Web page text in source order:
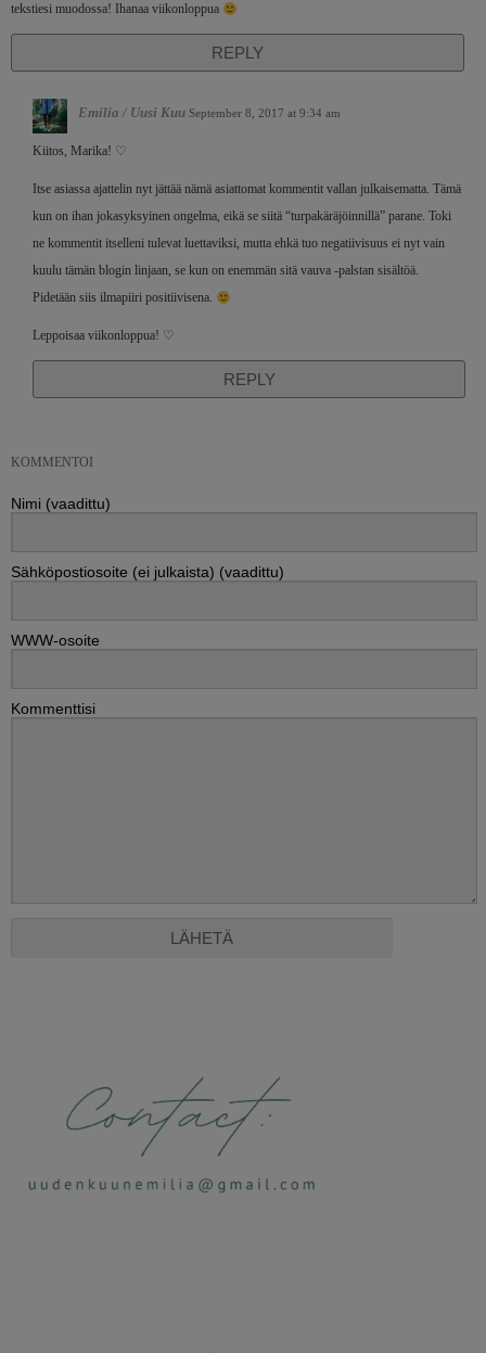
tekstiesi muodossa! Ihanaa viikonloppua
REPLY
Emilia / Uusi Kuu September 8, 2017 at 9:34 am
Kiitos, Marika! ♡
Itse asiassa ajattelin nyt jättää nämä asiattomat kommentit vallan julkaisematta. Tämä
kun on ihan jokasyksyinen ongelma, eikä se siitä “turpakäräjöinnillä” parane. Toki
ne kommentit itselleni tulevat luettaviksi, mutta ehkä tuo negatiivisuus ei nyt vain
kuulu tämän blogin linjaan, se kun on enemmän sitä vauva -palstan sisältöä.
Pidetään siis ilmapiiri positiivisena.
Leppoisaa viikonloppua! ♡
REPLY
KOMMENTOI
Nimi (vaadittu)
Sähköpostiosoite (ei julkaista) (vaadittu)
WWW-osoite
Kommenttisi